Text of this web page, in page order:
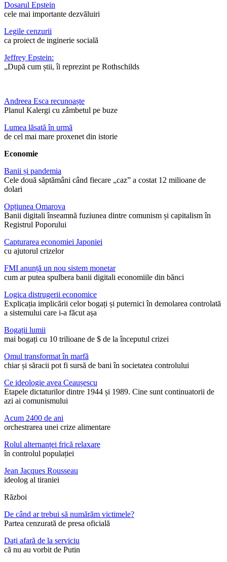
Dosarul Epstein
cele mai importante dezvăluiri
Legile cenzurii
ca proiect de inginerie socială
Jeffrey Epstein:
„După cum știi, îi reprezint pe Rothschilds
Andreea Esca recunoaște
Planul Kalergi cu zâmbetul pe buze
Lumea lăsată în urmă
de cel mai mare proxenet din istorie
Economie
Banii și pandemia
Cele două săptămâni când fiecare „caz” a costat 12 milioane de
dolari
Opțiunea Omarova
Banii digitali înseamnă fuziunea dintre comunism și capitalism în
Registrul Poporului
Capturarea economiei Japoniei
cu ajutorul crizelor
FMI anunță un nou sistem monetar
cum ar putea spulbera banii digitali economiile din bănci
Logica distrugerii economice
Explicația implicării celor bogați și puternici în demolarea controlată
a sistemului care i-a făcut așa
Bogații lumii
mai bogați cu 10 trilioane de $ de la începutul crizei
Omul transformat în marfă
chiar și săracii pot fi sursă de bani în societatea controlului
Ce ideologie avea Ceaușescu
Etapele dictaturilor dintre 1944 și 1989. Cine sunt continuatorii de
azi ai comunismului
Acum 2400 de ani
orchestrarea unei crize alimentare
Rolul alternanței frică relaxare
în controlul populației
Jean Jacques Rousseau
ideolog al tiraniei
Război
De când ar trebui să numărăm victimele?
Partea cenzurată de presa oficială
Dați afară de la serviciu
că nu au vorbit de Putin